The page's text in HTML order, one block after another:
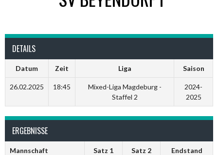
DETAILS
Datum Zeit Liga Saison
26.02.2025 18:45
Mixed-Liga Magdeburg -
Staffel 2
2024-
2025
ERGEBNISSE
Mannschaft Satz 1 Satz 2 Endstand